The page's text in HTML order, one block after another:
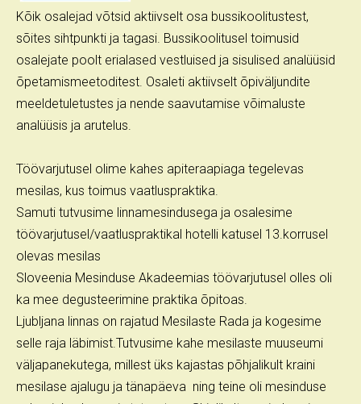
Kõik osalejad võtsid aktiivselt osa bussikoolitustest,
sõites sihtpunkti ja tagasi. Bussikoolitusel toimusid
osalejate poolt erialased vestluised ja sisulised analüüsid
õpetamismeetoditest. Osaleti aktiivselt õpiväljundite
meeldetuletustes ja nende saavutamise võimaluste
analüüsis ja arutelus.
Töövarjutusel olime kahes apiteraapiaga tegelevas
mesilas, kus toimus vaatluspraktika.
Samuti tutvusime linnamesindusega ja osalesime
töövarjutusel/vaatluspraktikal hotelli katusel 13.korrusel
olevas mesilas
Sloveenia Mesinduse Akadeemias töövarjutusel olles oli
ka mee degusteerimine praktika õpitoas.
Ljubljana linnas on rajatud Mesilaste Rada ja kogesime
selle raja läbimist.Tutvusime kahe mesilaste muuseumi
väljapanekutega, millest üks kajastas põhjalikult kraini
mesilase ajalugu ja tänapäeva ning teine oli mesinduse